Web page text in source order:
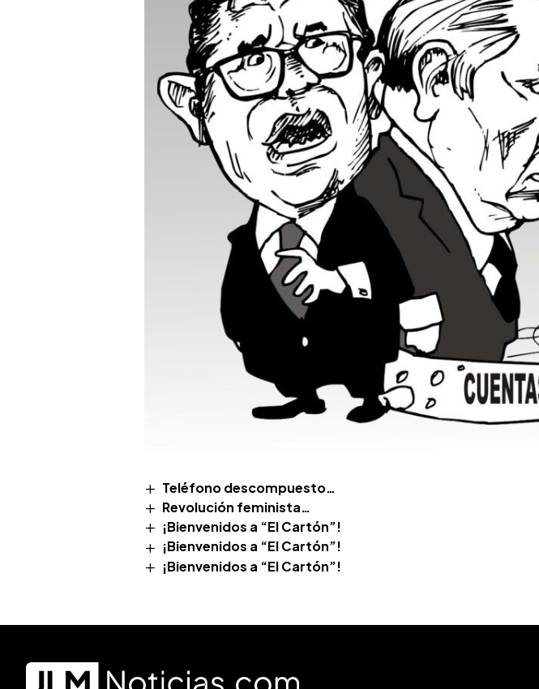
Teléfono descompuesto…
Revolución feminista…
¡Bienvenidos a “El Cartón”!
¡Bienvenidos a “El Cartón”!
¡Bienvenidos a “El Cartón”!